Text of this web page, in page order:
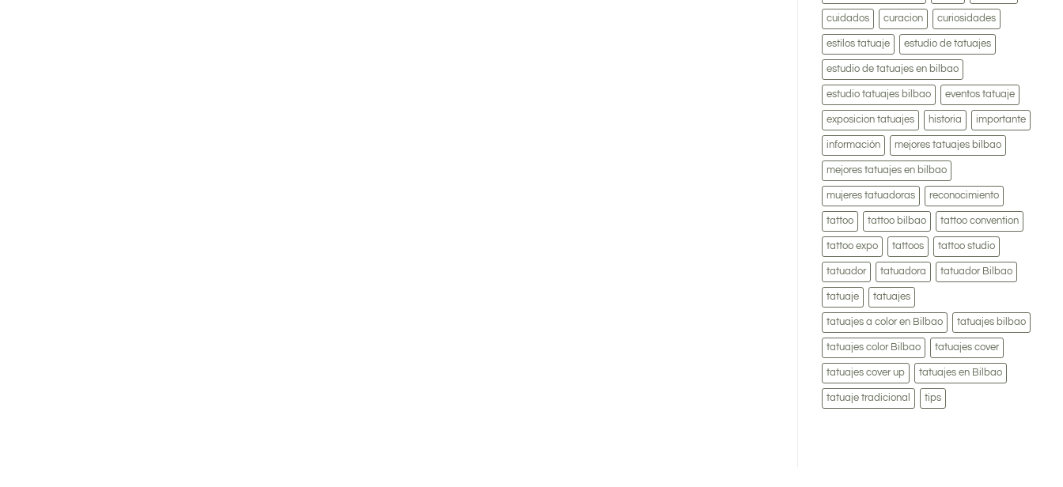
cuidados curacion curiosidades
estilos tatuaje estudio de tatuajes
estudio de tatuajes en bilbao
estudio tatuajes bilbao eventos tatuaje
exposicion tatuajes historia importante
información mejores tatuajes bilbao
mejores tatuajes en bilbao
mujeres tatuadoras reconocimiento
tattoo tattoo bilbao tattoo convention
tattoo expo tattoos tattoo studio
tatuador tatuadora tatuador Bilbao
tatuaje tatuajes
tatuajes a color en Bilbao tatuajes bilbao
tatuajes color Bilbao tatuajes cover
tatuajes cover up tatuajes en Bilbao
tatuaje tradicional tips